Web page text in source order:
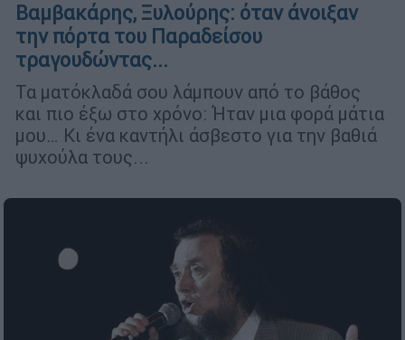
Βαμβακάρης, Ξυλούρης: όταν άνοιξαν
την πόρτα του Παραδείσου
τραγουδώντας...
Τα ματόκλαδά σου λάμπουν από το βάθος
και πιο έξω στο χρόνο: Ήταν μια φορά μάτια
μου… Κι ένα καντήλι άσβεστο για την βαθιά
ψυχούλα τους...